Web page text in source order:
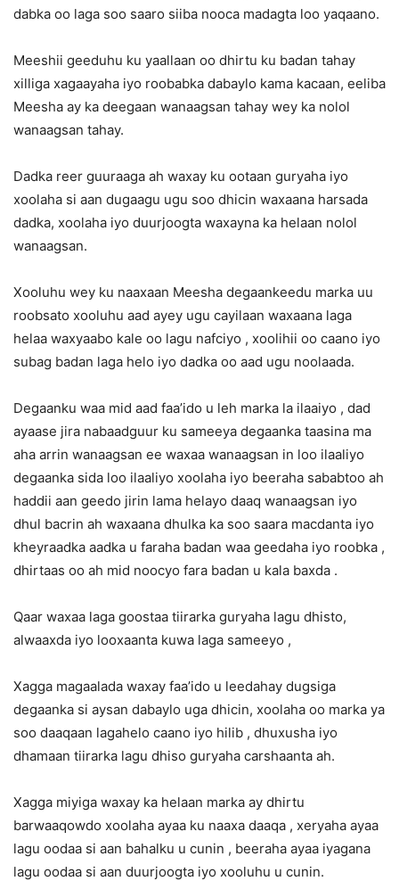
dabka oo laga soo saaro siiba nooca madagta loo yaqaano.
Meeshii geeduhu ku yaallaan oo dhirtu ku badan tahay
xilliga xagaayaha iyo roobabka dabaylo kama kacaan, eeliba
Meesha ay ka deegaan wanaagsan tahay wey ka nolol
wanaagsan tahay.
Dadka reer guuraaga ah waxay ku ootaan guryaha iyo
xoolaha si aan dugaagu ugu soo dhicin waxaana harsada
dadka, xoolaha iyo duurjoogta waxayna ka helaan nolol
wanaagsan.
Xooluhu wey ku naaxaan Meesha degaankeedu marka uu
roobsato xooluhu aad ayey ugu cayilaan waxaana laga
helaa waxyaabo kale oo lagu nafciyo , xoolihii oo caano iyo
subag badan laga helo iyo dadka oo aad ugu noolaada.
Degaanku waa mid aad faa’ido u leh marka la ilaaiyo , dad
ayaase jira nabaadguur ku sameeya degaanka taasina ma
aha arrin wanaagsan ee waxaa wanaagsan in loo ilaaliyo
degaanka sida loo ilaaliyo xoolaha iyo beeraha sababtoo ah
haddii aan geedo jirin lama helayo daaq wanaagsan iyo
dhul bacrin ah waxaana dhulka ka soo saara macdanta iyo
kheyraadka aadka u faraha badan waa geedaha iyo roobka ,
dhirtaas oo ah mid noocyo fara badan u kala baxda .
Qaar waxaa laga goostaa tiirarka guryaha lagu dhisto,
alwaaxda iyo looxaanta kuwa laga sameeyo ,
Xagga magaalada waxay faa’ido u leedahay dugsiga
degaanka si aysan dabaylo uga dhicin, xoolaha oo marka ya
soo daaqaan lagahelo caano iyo hilib , dhuxusha iyo
dhamaan tiirarka lagu dhiso guryaha carshaanta ah.
Xagga miyiga waxay ka helaan marka ay dhirtu
barwaaqowdo xoolaha ayaa ku naaxa daaqa , xeryaha ayaa
lagu oodaa si aan bahalku u cunin , beeraha ayaa iyagana
lagu oodaa si aan duurjoogta iyo xooluhu u cunin.